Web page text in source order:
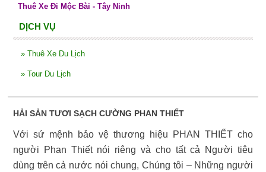
Thuê Xe Đi Mộc Bài - Tây Ninh
DỊCH VỤ
» Thuê Xe Du Lịch
» Tour Du Lịch
HẢI SẢN TƯƠI SẠCH CƯỜNG PHAN THIẾT
Với sứ mệnh bảo vệ thương hiệu PHAN THIẾT cho
người Phan Thiết nói riêng và cho tất cả Người tiêu
dùng trên cả nước nói chung, Chúng tôi – Những người